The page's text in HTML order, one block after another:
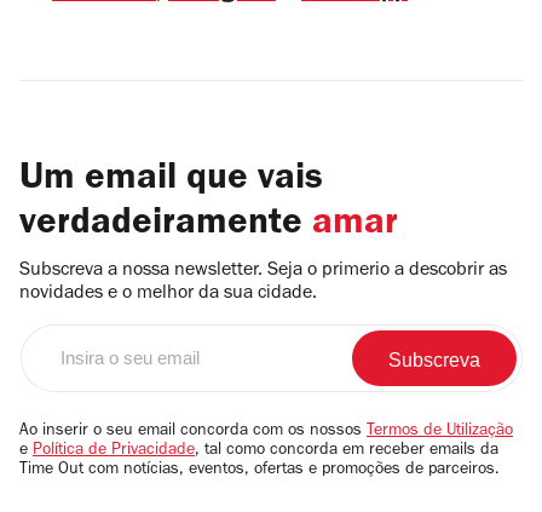
Um email que vais
verdadeiramente amar
Subscreva a nossa newsletter. Seja o primerio a descobrir as
novidades e o melhor da sua cidade.
email
Ao inserir o seu email concorda com os nossos Termos de Utilização
e Política de Privacidade, tal como concorda em receber emails da
Time Out com notícias, eventos, ofertas e promoções de parceiros.